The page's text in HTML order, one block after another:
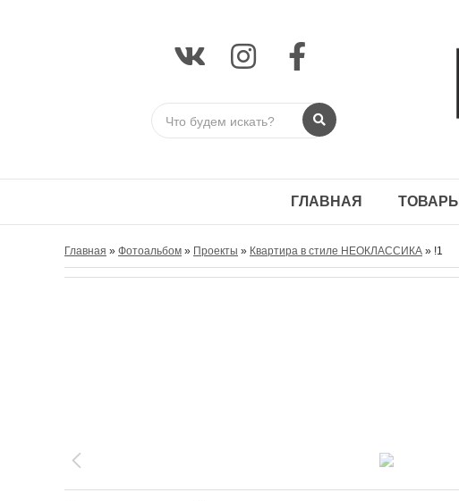
ГЛАВНАЯ ТОВАРЫ
Главная » Фотоальбом » Проекты » Квартира в стиле НЕОКЛАССИКА » !1